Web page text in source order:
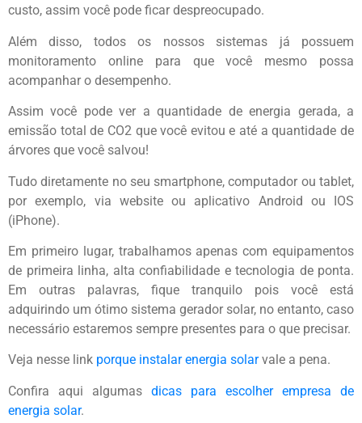
custo, assim você pode ficar despreocupado.
Além disso, todos os nossos sistemas já possuem
monitoramento online para que você mesmo possa
acompanhar o desempenho.
Assim você pode ver a quantidade de energia gerada, a
emissão total de CO2 que você evitou e até a quantidade de
árvores que você salvou!
Tudo diretamente no seu smartphone, computador ou tablet,
por exemplo, via website ou aplicativo Android ou IOS
(iPhone).
Em primeiro lugar, trabalhamos apenas com equipamentos
de primeira linha, alta confiabilidade e tecnologia de ponta.
Em outras palavras, fique tranquilo pois você está
adquirindo um ótimo sistema gerador solar, no entanto, caso
necessário estaremos sempre presentes para o que precisar.
Veja nesse link porque instalar energia solarvale a pena.
Confira aqui algumas dicas para escolher empresa de
energia solar.